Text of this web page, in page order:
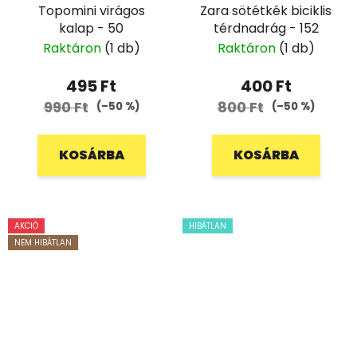
Topomini virágos
kalap - 50
Raktáron (1 db)
495 Ft
990 Ft (–50 %)
KOSÁRBA
Zara sötétkék biciklis
térdnadrág - 152
Raktáron (1 db)
400 Ft
800 Ft (–50 %)
KOSÁRBA
AKCIÓ
NEM HIBÁTLAN
HIBÁTLAN